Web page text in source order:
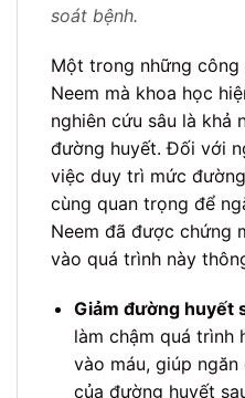
soát bệnh.
Một trong những
Neem mà khoa học
nghiên cứu sâu là khả
đường huyết. Đối với
việc duy trì mức
cùng quan trọng để
Neem đã được chứng
vào quá trình này
Giảm đường huyết
làm chậm quá trình
vào máu, giúp
của đường huyết